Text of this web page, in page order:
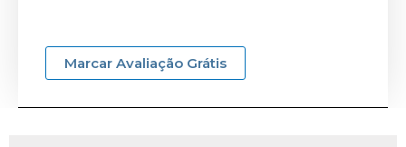
Marcar Avaliação Grátis